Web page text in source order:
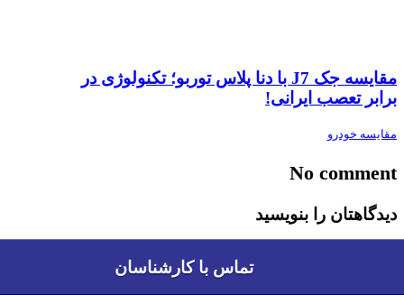
مقایسه جک J7 با دنا پلاس توربو؛ تکنولوژی در
برابر تعصب ایرانی!
مقایسه خودرو
No comment
دیدگاهتان را بنویسید
تماس با کارشناسان
تماس با کارشناسان